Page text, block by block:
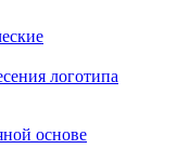
логотипа
основе